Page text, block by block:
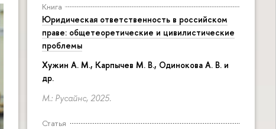
Книга
Юридическая ответственность в российском
праве: общетеоретические и цивилистические
проблемы
Хужин А. М., Карпычев М. В., Одинокова А. В. и
др.
М.: Русайнс, 2025.
Статья